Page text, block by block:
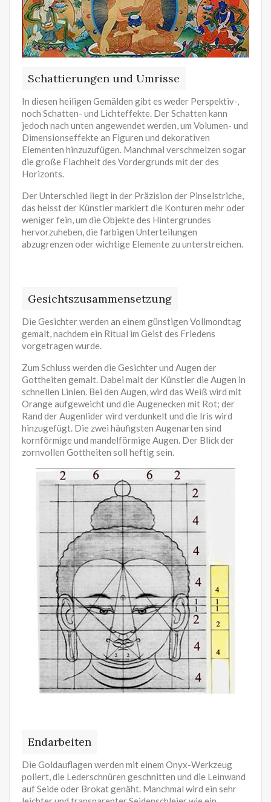
Schattierungen und Umrisse
In diesen heiligen Gemälden gibt es weder Perspektiv-,
noch Schatten- und Lichteffekte. Der Schatten kann
jedoch nach unten angewendet werden, um Volumen- und
Dimensionseffekte an Figuren und dekorativen
Elementen hinzuzufügen. Manchmal verschmelzen sogar
die große Flachheit des Vordergrunds mit der des
Horizonts.
Der Unterschied liegt in der Präzision der Pinselstriche,
das heisst der Künstler markiert die Konturen mehr oder
weniger fein, um die Objekte des Hintergrundes
hervorzuheben, die farbigen Unterteilungen
abzugrenzen oder wichtige Elemente zu unterstreichen.
Gesichtszusammensetzung
Die Gesichter werden an einem günstigen Vollmondtag
gemalt, nachdem ein Ritual im Geist des Friedens
vorgetragen wurde.
Zum Schluss werden die Gesichter und Augen der
Gottheiten gemalt. Dabei malt der Künstler die Augen in
schnellen Linien. Bei den Augen, wird das Weiß wird mit
Orange aufgeweicht und die Augenecken mit Rot; der
Rand der Augenlider wird verdunkelt und die Iris wird
hinzugefügt. Die zwei häufigsten Augenarten sind
kornförmige und mandelförmige Augen. Der Blick der
zornvollen Gottheiten soll heftig sein.
Endarbeiten
Die Goldauflagen werden mit einem Onyx-Werkzeug
poliert, die Lederschnüren geschnitten und die Leinwand
auf Seide oder Brokat genäht. Manchmal wird ein sehr